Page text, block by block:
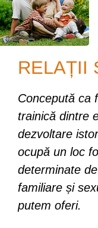
RELAȚII
Concepută ca
trainică dintre
dezvoltare
ocupă un loc
determinate
familiare și
putem oferi.